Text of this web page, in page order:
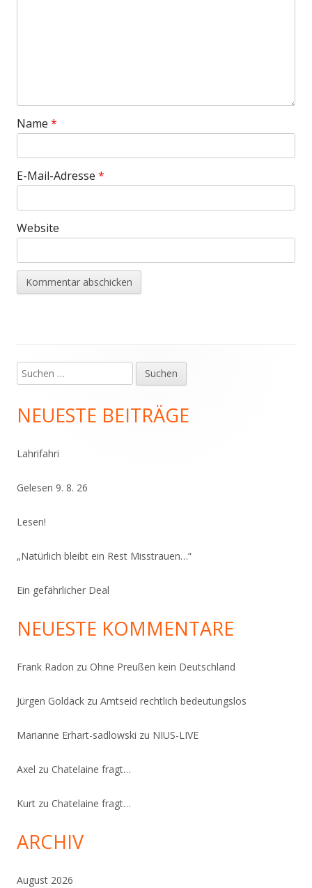
Name *
E-Mail-Adresse *
Website
Haupt-
Seitenleiste
Suchen
nach:
NEUESTE BEITRÄGE
Lahrifahri
Gelesen 9. 8. 26
Lesen!
„Natürlich bleibt ein Rest Misstrauen…“
Ein gefährlicher Deal
NEUESTE KOMMENTARE
Frank Radon zu Ohne Preußen kein Deutschland
Jürgen Goldack zu Amtseid rechtlich bedeutungslos
Marianne Erhart-sadlowski zu NIUS-LIVE
Axel zu Chatelaine fragt…
Kurt zu Chatelaine fragt…
ARCHIV
August 2026